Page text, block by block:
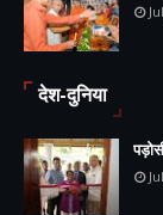
देश-दुनिया